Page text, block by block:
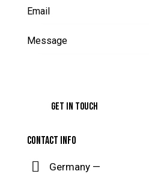
CONTACT INFO
Germany —